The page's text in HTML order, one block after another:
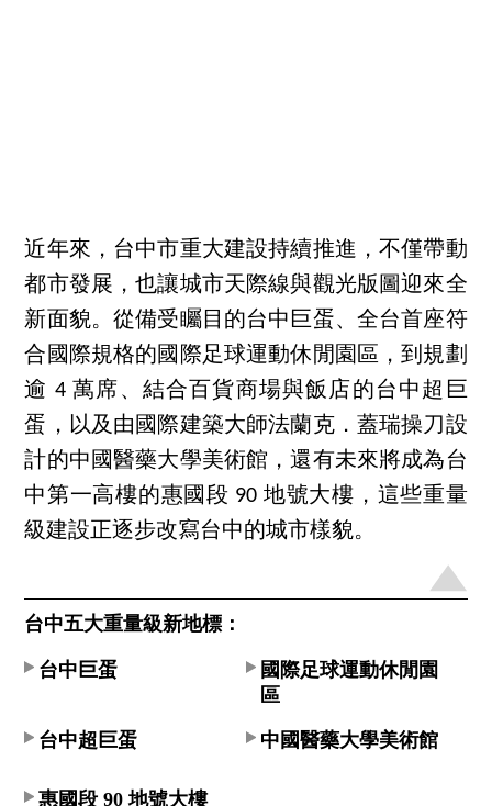
近年來，台中市重大建設持續推進，不僅帶動
都市發展，也讓城市天際線與觀光版圖迎來全
新面貌。從備受矚目的台中巨蛋、全台首座符
合國際規格的國際足球運動休閒園區，到規劃
逾 4 萬席、結合百貨商場與飯店的台中超巨
蛋，以及由國際建築大師法蘭克．蓋瑞操刀設
計的中國醫藥大學美術館，還有未來將成為台
中第一高樓的惠國段 90 地號大樓，這些重量
級建設正逐步改寫台中的城市樣貌。
台中五大重量級新地標：
台中巨蛋
國際足球運動休閒園
區
台中超巨蛋 中國醫藥大學美術館
惠國段 90 地號大樓